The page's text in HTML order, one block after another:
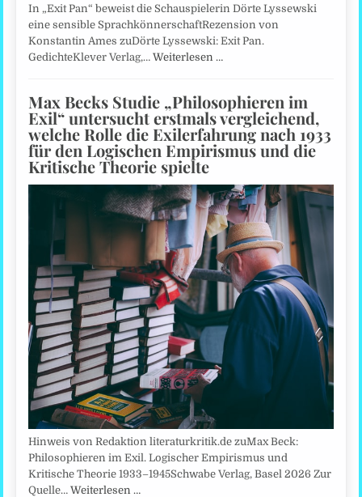
In „Exit Pan“ beweist die Schauspielerin Dörte Lyssewski
eine sensible SprachkönnerschaftRezension von
Konstantin Ames zuDörte Lyssewski: Exit Pan.
GedichteKlever Verlag,…Weiterlesen …
Max Becks Studie „Philosophieren im
Exil“ untersucht erstmals vergleichend,
welche Rolle die Exilerfahrung nach 1933
für den Logischen Empirismus und die
Kritische Theorie spielte
Hinweis von Redaktion literaturkritik.de zuMax Beck:
Philosophieren im Exil. Logischer Empirismus und
Kritische Theorie 1933–1945Schwabe Verlag, Basel 2026 Zur
Quelle…Weiterlesen …